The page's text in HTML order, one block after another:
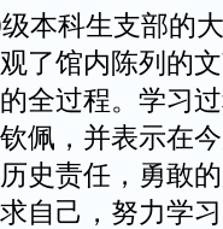
本科生支部的
了馆内陈列的
全过程。学习
佩，并表示在
史责任，勇敢
自己，努力学